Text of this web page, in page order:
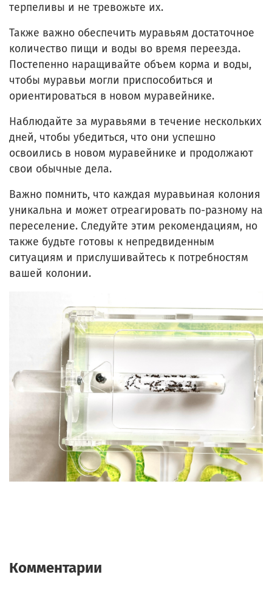
терпеливы и не тревожьте их.
Также важно обеспечить муравьям достаточное
количество пищи и воды во время переезда.
Постепенно наращивайте объем корма и воды,
чтобы муравьи могли приспособиться и
ориентироваться в новом муравейнике.
Наблюдайте за муравьями в течение нескольких
дней, чтобы убедиться, что они успешно
освоились в новом муравейнике и продолжают
свои обычные дела.
Важно помнить, что каждая муравьиная колония
уникальна и может отреагировать по-разному на
переселение. Следуйте этим рекомендациям, но
также будьте готовы к непредвиденным
ситуациям и прислушивайтесь к потребностям
вашей колонии.
Комментарии